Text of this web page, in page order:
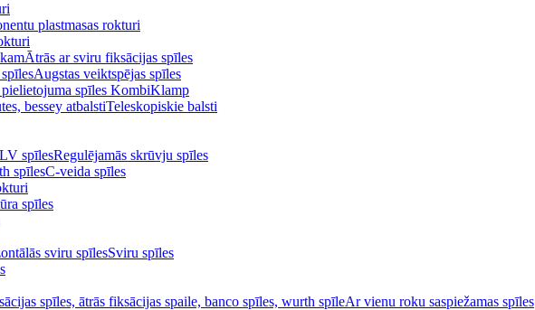
plastmasas rokturi
Ātrās ar sviru fiksācijas spīles
Augstas veiktspējas spīles
pielietojuma spīles KombiKlamp
Teleskopiskie balsti
Regulējamās skrūvju spīles
C-veida spīles
spīles
Sviru spīles
Ar vienu roku saspiežamas spīles